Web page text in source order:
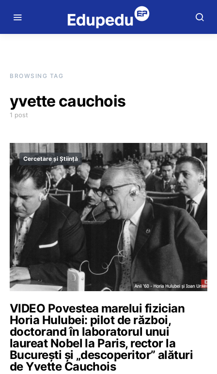
BROWSING TAG
yvette cauchois
1 post
Cercetare și Știință
VIDEO Povestea marelui fizician
Horia Hulubei: pilot de război,
doctorand în laboratorul unui
laureat Nobel la Paris, rector la
București și „descoperitor” alături
de Yvette Cauchois